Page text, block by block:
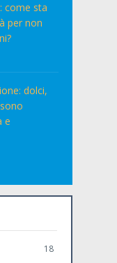
come sta
per non
dolci,
e
18